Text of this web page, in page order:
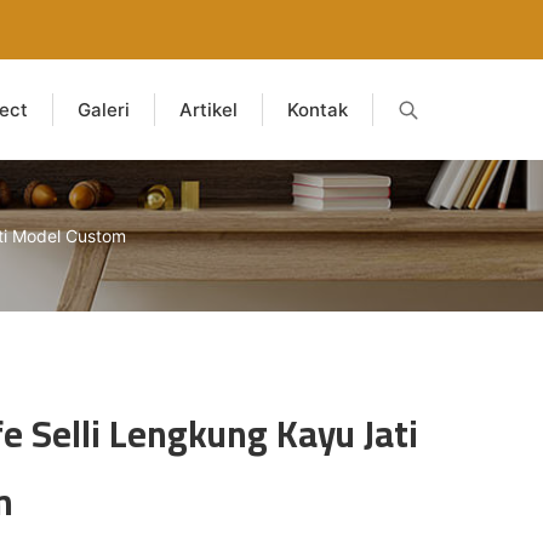
Galeri Artikel Kontak
Model Custom
Selli Lengkung Kayu Jati